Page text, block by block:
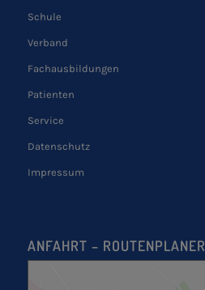
Schule
Verband
Fachausbildungen
Patienten
Service
Datenschutz
Impressum
ANFAHRT – ROUTENPLANER